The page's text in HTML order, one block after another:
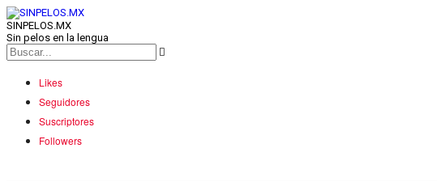
SINPELOS.MX
Sin pelos en la lengua
Likes
Seguidores
Suscriptores
Followers